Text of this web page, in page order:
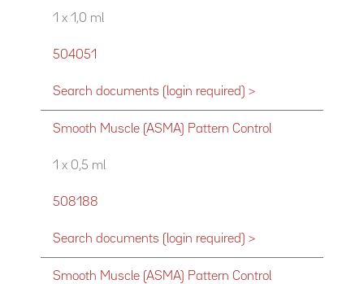
1 x 1,0 ml
504051
Search documents (login required) >
Smooth Muscle (ASMA) Pattern Control
1 x 0,5 ml
508188
Search documents (login required) >
Smooth Muscle (ASMA) Pattern Control